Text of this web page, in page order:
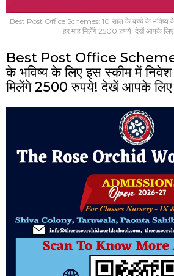
Best Post Office Schemes: 10 साल के बच्चे के भविष्य के
हर माह मिलेंगे 2500 रुपये! देखें आपके लिए
Best Post Office
के भविष्य के लिए इस स्कीम में निवेश
मिलेंगे 2500 रुपये! देखें आपके लिए